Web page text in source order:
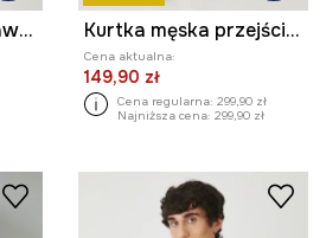
Kurtka jeansowa bawełniana z diagonalu Kurtka męska przejściowa
Cena aktualna:
149,90 zł
Cena regularna: 299,90 zł
Najniższa cena: 299,90 zł